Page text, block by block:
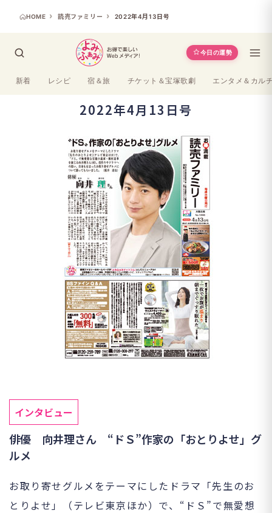
HOME 読売ファミリー 2022年4月13日号
今日の運勢
新着 レシピ 宿＆旅 チケット＆宝塚歌劇 エンタメ＆カル
2022年4月13日号
インタビュー
俳優 向井理さん “ドＳ”作家の「おとりよせ」グ
ルメ
お取り寄せグルメをテーマにしたドラマ「先生のお
とりよせ」（テレビ東京ほか）で、“ドＳ”で無愛想